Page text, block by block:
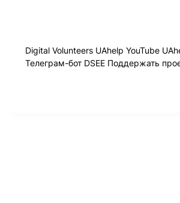
Digital Volunteers UAhelp YouTube
Телеграм-бот DSEE Поддержать